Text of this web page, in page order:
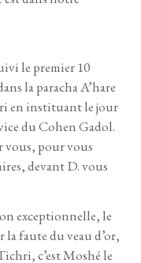
le premier 10
la paracha A’hare
en instituant le jour
du Cohen Gadol.
vous, pour vous
devant D. vous
exceptionnelle, le
faute du veau d’or,
c’est Moshé le